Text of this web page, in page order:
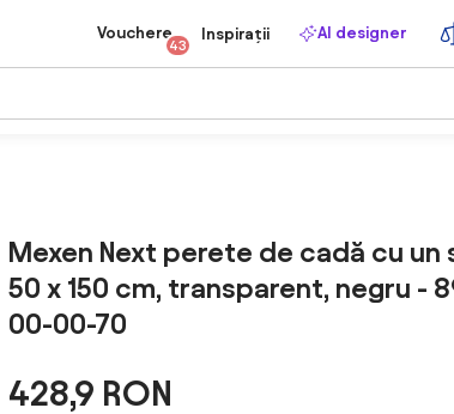
Vouchere
43
Inspirații AI designer
Mexen Next perete de cadă cu un
50 x 150 cm, transparent, negru -
00-00-70
428,9 RON